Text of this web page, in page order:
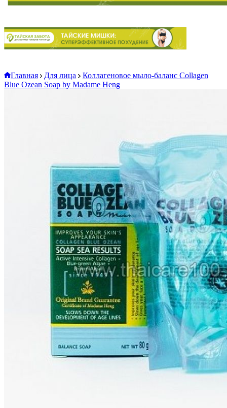
Главная Для лица
Коллагеновое мыло-баланс Collagen
Blue Ozean Soap by Madame Heng